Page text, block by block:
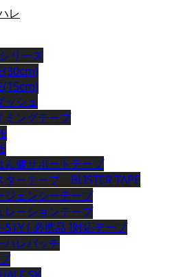
リーズ
ッシュ
ミングテープ
ん健サポートテープ
ターテープ BLISTER TAPE
ジェンシーテープ
レーションテープ
STY [ 必携品 ]対応テープ
ハレパッチ